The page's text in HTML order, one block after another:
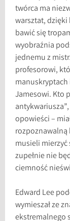
twórca ma
warsztat,
bawić się
wyobraźnia
jednemu z
profesorowi,
manuskryptach
Jamesowi. Kto
opowieści –
musieli
zupełnie nie
ciemność
Edward Lee
wymieszał ze
ekstremalnego